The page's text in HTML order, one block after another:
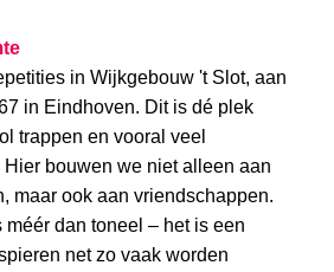
in Wijkgebouw 't Slot, aan
in Eindhoven. Dit is dé plek
trappen en vooral veel
bouwen we niet alleen aan
maar ook aan vriendschappen.
dan toneel – het is een
net zo vaak worden